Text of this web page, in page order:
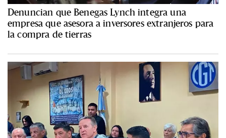
Denuncian que Benegas Lynch integra una
empresa que asesora a inversores extranjeros para
la compra de tierras